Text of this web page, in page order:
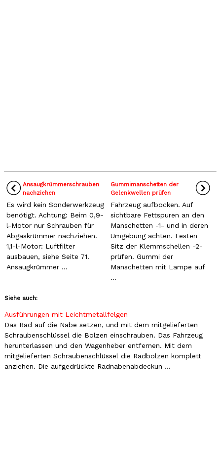
Ansaugkrümmerschrauben
nachziehen
Es wird kein Sonderwerkzeug
benötigt. Achtung: Beim 0,9-
l-Motor nur Schrauben für
Abgaskrümmer nachziehen.
1,1-l-Motor: Luftfilter
ausbauen, siehe Seite 71.
Ansaugkrümmer ...
Gummimanschetten der
Gelenkwellen prüfen
Fahrzeug aufbocken. Auf
sichtbare Fettspuren an den
Manschetten -1- und in deren
Umgebung achten. Festen
Sitz der Klemmschellen -2-
prüfen. Gummi der
Manschetten mit Lampe auf
...
Siehe auch:
Ausführungen mit Leichtmetallfelgen
Das Rad auf die Nabe setzen, und mit dem mitgelieferten
Schraubenschlüssel die Bolzen einschrauben. Das Fahrzeug
herunterlassen und den Wagenheber entfernen. Mit dem
mitgelieferten Schraubenschlüssel die Radbolzen komplett
anziehen. Die aufgedrückte Radnabenabdeckun ...